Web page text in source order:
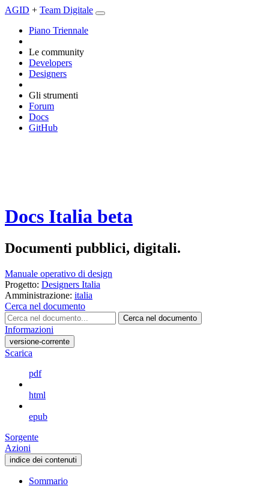
AGID + Team Digitale
Piano Triennale
Le community
Developers
Designers
Gli strumenti
Forum
Docs
GitHub
Docs Italia beta
Documenti pubblici, digitali.
Manuale operativo di design
Progetto: Designers Italia
Amministrazione: italia
Cerca nel documento
Cerca nel documento
Informazioni
versione-corrente
Scarica
pdf
html
epub
Sorgente
Azioni
indice dei contenuti
Sommario